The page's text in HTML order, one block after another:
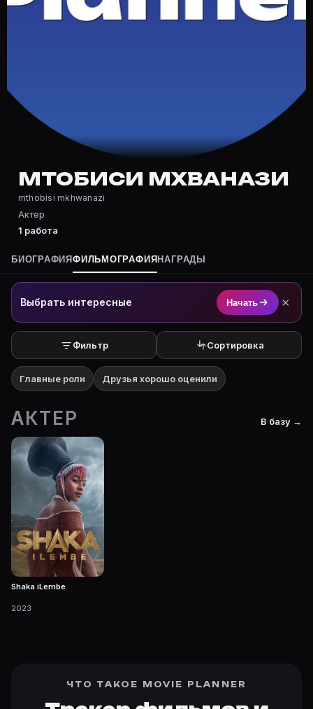
Частые вопросы о Мтобиси
Полный список — на Movie Planner: https://movie-
Кто такой(ая) Мтобиси Мхванази?
Мтобиси Мхванази — Актер. Биография и роли на
Где открыть фильмографию Мтобиси Мхванази?
На Movie Planner: https://movie-planner.ru/s/
МТОБИСИ МХВАНАЗИ
mthobisi mkhwanazi
Актер
1 работа
БИОГРАФИЯФИЛЬМОГРАФИЯ НАГРАДЫ
Выбрать интересные Начать ×
Фильтр Сортировка
Главные роли Друзья хорошо оценили
АКТЕР В базу →
Shaka iLembe
2023
ЧТО ТАКОЕ MOVIE PLANNER